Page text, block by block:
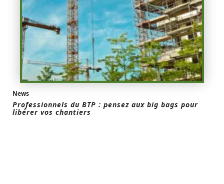
News
Professionnels du BTP : pensez aux big bags pour
libérer vos chantiers